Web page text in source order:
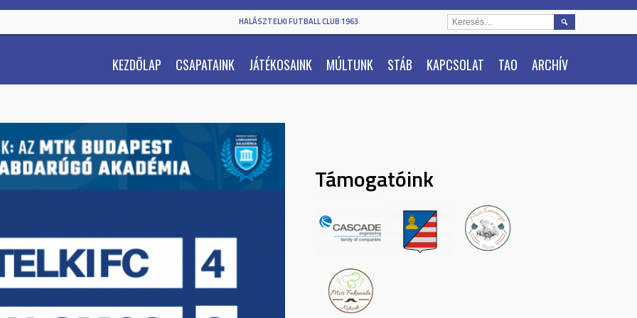
HALÁSZTELKI FUTBALL CLUB 1963
KEZDŐLAP CSAPATAINK JÁTÉKOSAINK MÚLTUNK STÁB KAPCSOLAT TAO ARCHÍV
KERESÉS:
Támogatóink